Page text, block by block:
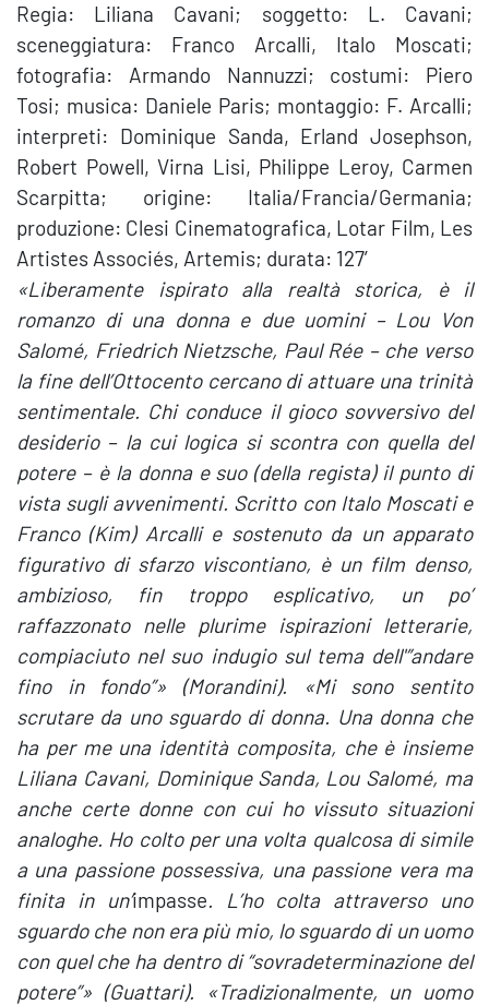
Regia: Liliana Cavani; soggetto: L. Cavani;
sceneggiatura: Franco Arcalli, Italo Moscati;
fotografia: Armando Nannuzzi; costumi: Piero
Tosi; musica: Daniele Paris; montaggio: F. Arcalli;
interpreti: Dominique Sanda, Erland Josephson,
Robert Powell, Virna Lisi, Philippe Leroy, Carmen
Scarpitta; origine: Italia/Francia/Germania;
produzione: Clesi Cinematografica, Lotar Film, Les
Artistes Associés, Artemis; durata: 127′
«Liberamente ispirato alla realtà storica, è il
romanzo di una donna e due uomini – Lou Von
Salomé, Friedrich Nietzsche, Paul Rée – che verso
la fine dell’Ottocento cercano di attuare una trinità
sentimentale. Chi conduce il gioco sovversivo del
desiderio – la cui logica si scontra con quella del
potere – è la donna e suo (della regista) il punto di
vista sugli avvenimenti. Scritto con Italo Moscati e
Franco (Kim) Arcalli e sostenuto da un apparato
figurativo di sfarzo viscontiano, è un film denso,
ambizioso, fin troppo esplicativo, un po’
raffazzonato nelle plurime ispirazioni letterarie,
compiaciuto nel suo indugio sul tema dell'”andare
fino in fondo”» (Morandini). «Mi sono sentito
scrutare da uno sguardo di donna. Una donna che
ha per me una identità composita, che è insieme
Liliana Cavani, Dominique Sanda, Lou Salomé, ma
anche certe donne con cui ho vissuto situazioni
analoghe. Ho colto per una volta qualcosa di simile
a una passione possessiva, una passione vera ma
finita in un’impasse. L’ho colta attraverso uno
sguardo che non era più mio, lo sguardo di un uomo
con quel che ha dentro di “sovradeterminazione del
potere”» (Guattari). «Tradizionalmente, un uomo